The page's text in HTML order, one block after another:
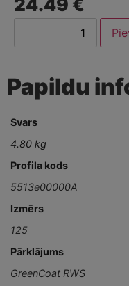
24.49 €
Papildu
Svars
4.80 kg
Profila kods
5513e00000A
Izmērs
125
Pārklājums
GreenCoat RWS